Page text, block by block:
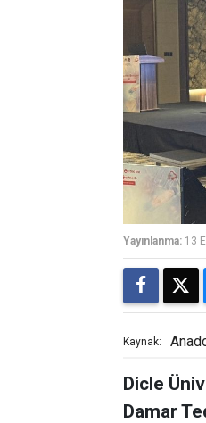
Yayınlanma: 13
Kaynak:
Dicle
Damar